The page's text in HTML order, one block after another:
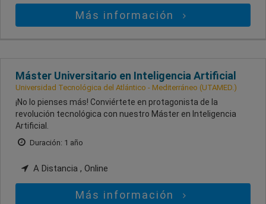
Más información
Máster Universitario en Inteligencia Artificial
Universidad Tecnológica del Atlántico - Mediterráneo (UTAMED.)
¡No lo pienses más! Conviértete en protagonista de la
revolución tecnológica con nuestro Máster en Inteligencia
Artificial.
Duración: 1 año
A Distancia , Online
Más información